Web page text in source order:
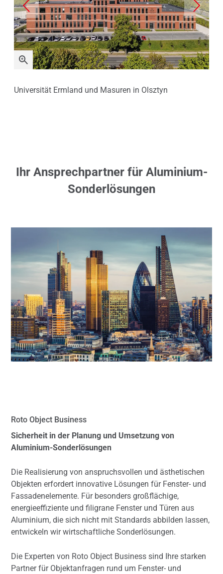
Universität Ermland und Masuren in Olsztyn
Ihr Ansprechpartner für Aluminium-
Sonderlösungen
Roto Object Business
Sicherheit in der Planung und Umsetzung von
Aluminium-Sonderlösungen
Die Realisierung von anspruchsvollen und ästhetischen
Objekten erfordert innovative Lösungen für Fenster- und
Fassadenelemente. Für besonders großflächige,
energieeffiziente und filigrane Fenster und Türen aus
Aluminium, die sich nicht mit Standards abbilden lassen,
entwickeln wir wirtschaftliche Sonderlösungen.
Die Experten von Roto Object Business sind Ihre starken
Partner für Objektanfragen rund um Fenster- und